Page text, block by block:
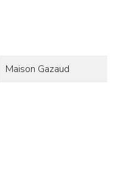
Maison Gazaud